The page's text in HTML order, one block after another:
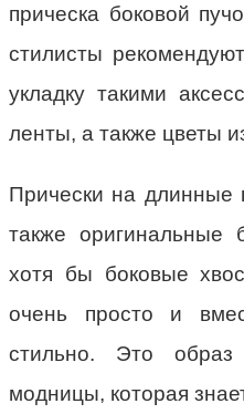
прическа боковой
стилисты
укладку такими
ленты, а также цветы
Прически на длинные
также оригинальные
хотя бы боковые
очень просто и
стильно. Это образ
модницы, которая